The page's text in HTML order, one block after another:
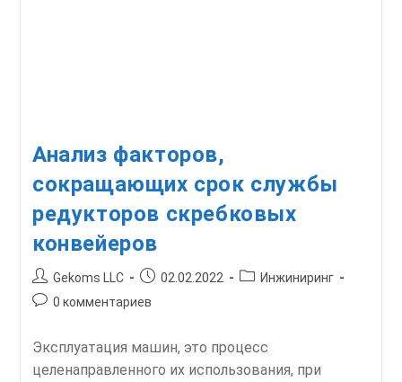
Анализ факторов,
сокращающих срок службы
редукторов скребковых
конвейеров
Автор
записи:
Gekoms LLC
Запись02.02.2022
Рубрика
Инжиниринг
Комментарии
0 комментариев
Эксплуатация машин, это процесс
целенаправленного их использования, при